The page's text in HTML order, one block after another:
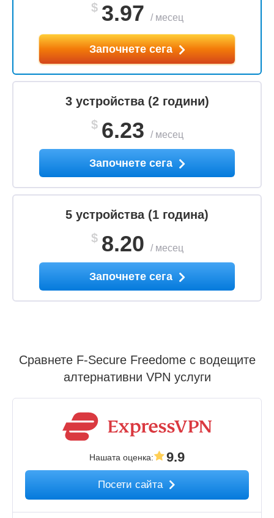
$ 3.97 / месец
Започнете сега
3 устройства (2 години)
$ 6.23 / месец
Започнете сега
5 устройства (1 година)
$ 8.20 / месец
Започнете сега
Сравнете F-Secure Freedome с водещите
алтернативни VPN услуги
Нашата оценка: 9.9
Посети сайта